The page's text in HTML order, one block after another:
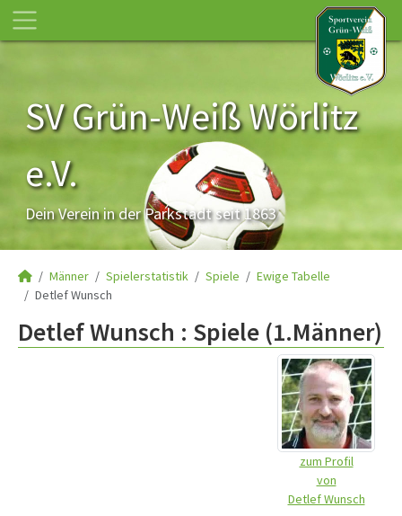
SV Grün-Weiß Wörlitz
e.V.
Dein Verein in der Parkstadt seit 1863
Männer Spielerstatistik Spiele
Ewige Tabelle
Detlef Wunsch
Detlef Wunsch : Spiele (1.Männer)
zum Profil
von
Detlef Wunsch